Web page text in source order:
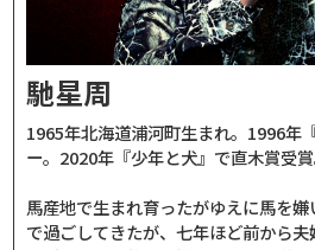
馳星周
1965年北海道浦河町生まれ。1996年
ー。2020年『少年と犬』で直木賞受賞
馬産地で生まれ育ったがゆえに馬を
で過ごしてきたが、七年ほど前から